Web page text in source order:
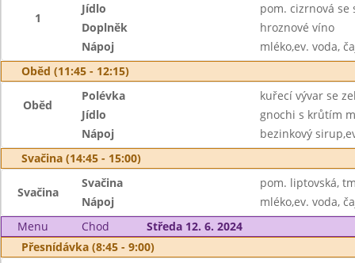
1
Jídlo
pom. cizrnová se
Doplněk
hroznové víno
Nápoj
mléko,ev. voda,
Oběd (11:45 - 12:15)
Oběd
Polévka
kuřecí vývar se
Jídlo
gnochi s krůtím
Nápoj
bezinkový
Svačina (14:45 - 15:00)
Svačina
Svačina
pom. liptovská,
Nápoj
mléko,ev. voda,
Menu
Chod
Středa 12. 6. 2024
Přesnídávka (8:45 - 9:00)